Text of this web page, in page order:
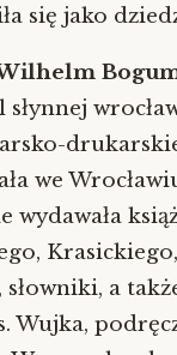
się jako
we
wydawała
Krasickiego,
a
Wujka,